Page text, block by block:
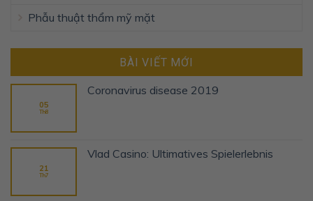
Phẫu thuật thẩm mỹ mặt
BÀI VIẾT MỚI
05
Th8
Coronavirus disease 2019
21
Th7
Vlad Casino: Ultimatives Spielerlebnis